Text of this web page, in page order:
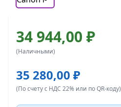
34 944,00 ₽
(Наличными)
35 280,00 ₽
(По счету с НДС 22% или по QR-коду)